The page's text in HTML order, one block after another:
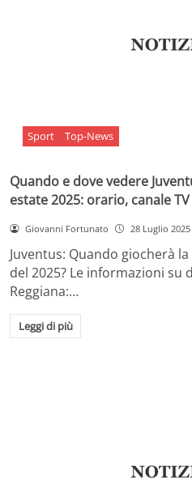
Sport Top-News
Quando e dove vedere
estate 2025: orario, canale
Giovanni Fortunato 28 Luglio 2025
Juventus: Quando giocherà
del 2025? Le informazioni su
Reggiana:…
Leggi di più